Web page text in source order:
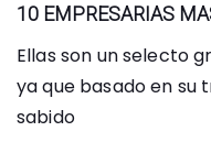
10 EMPRESARIAS
Ellas son un selecto
ya que basado en su
sabido